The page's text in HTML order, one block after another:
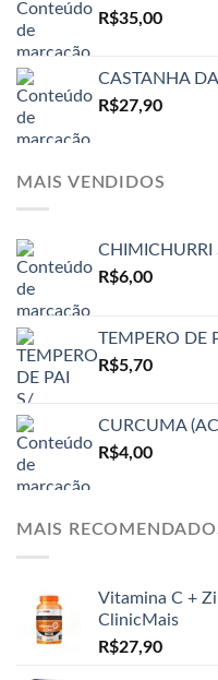
R$35,00
CASTANHA
R$27,90
MAIS VENDIDOS
CHIMICHURRI
R$6,00
TEMPERO DE
R$5,70
CURCUMA
R$4,00
MAIS
Vitamina C +
ClinicMais
R$27,90